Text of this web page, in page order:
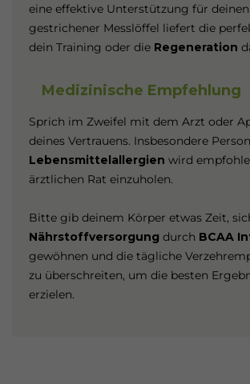
eine effektive Unterstützung für
gestrichener Messlöffel liefert die
dein Training oder die Regeneration
Medizinische Empfehlung
Sprich im Zweifel mit dem Arzt oder
deines Vertrauens. Insbesondere
Lebensmittelallergien wird
ärztlichen Rat einzuholen.
Bitte gib deinem Körper etwas Zeit,
Nährstoffversorgung durch BCAA
gewöhnen und die tägliche
zu überschreiten, um die besten
erzielen.